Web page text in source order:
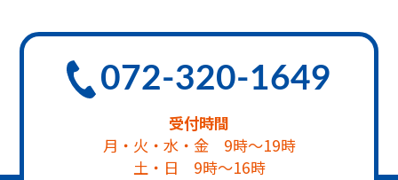
072-320-1649
受付時間
月・火・水・金 9時～19時
土・日 9時～16時